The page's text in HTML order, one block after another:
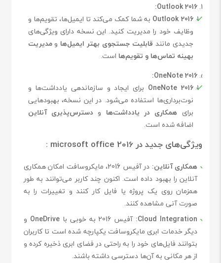
Outlook 2016:
Outlook 2016 به شما کمک می‌کند تا ایمیل‌ها، تقویم‌ها و
وظایف خود را مدیریت کنید. این نسخه دارای ویژگی‌های
جدیدی مانند قابلیت جستجوی بهتر ایمیل‌ها ومدیریت
بهینه تماس‌ها و تقویم‌ها است.
OneNote 2016:
OneNote 2016 برای ایجاد و سازماندهی یادداشت‌ها و
نوت‌برداری‌ها استفاده می‌شود. در این نسخه، بهبودهایی
برای همکاری در یادداشت‌ها و دسترس‌پذیری آنلاین
اضافه شده است.
ویژگی‌های جدید در microsoft office 2016 :
همکاری آنلاین:
در آفیس 2016، مایکروسافت امکان همکاری
آنلاین را بهبود داده است. اکنون چند کاربر می‌توانند به طور
همزمان روی یک پروژه یا فایل کار کنند و تغییرات را به
صورت آنی مشاهده کنند.
Cloud Integration: آفیس 2016 به خوبی با OneDrive و
دیگر خدمات ابری مایکروسافت یکپارچه شده است تا کاربران
بتوانند فایل‌های خود را به راحتی در فضای ابری ذخیره کرده و
از هر مکانی به آن‌ها دسترسی داشته باشند.